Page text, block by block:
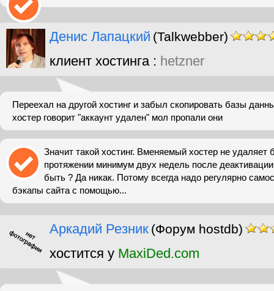
Денис Лапацкий (Talkwebber)
клиент хостинга : hetzner
Переехал на другой хостинг и забыл скопировать базы
хостер говорит "аккаунт удален" мол пропали они
Значит такой хостинг. Вменяемый хостер не удаляет
протяжении минимум двух недель после деактивации
быть ? Да никак. Потому всегда надо регулярно
бэкапы сайта с помощью...
Аркадий Резник (Форум hostdb)
хостится у MaxiDed.com